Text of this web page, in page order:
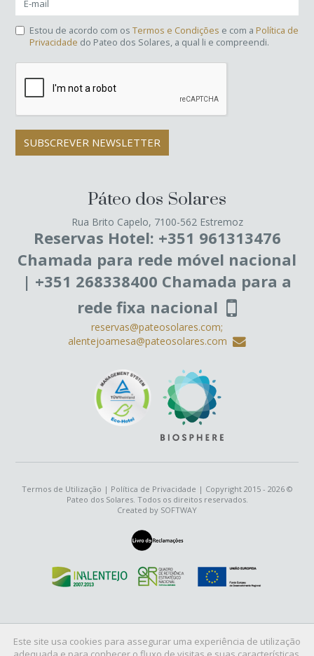
Este site usa cookies para assegurar uma experiência de utilização
Estou de acordo com os Termos e Condições e com a Política de
Privacidade do Pateo dos Solares, a qual li e compreendi.
SUBSCREVER NEWSLETTER
Páteo dos Solares
Rua Brito Capelo, 7100-562 Estremoz
Reservas Hotel: +351 961313476
Chamada para rede móvel nacional
| +351 268338400 Chamada para a
rede fixa nacional
reservas@pateosolares.com;
alentejoamesa@pateosolares.com
Termos de Utilização | Política de Privacidade | Copyright 2015 - 2026 ©
Pateo dos Solares. Todos os direitos reservados.
Created by SOFTWAY